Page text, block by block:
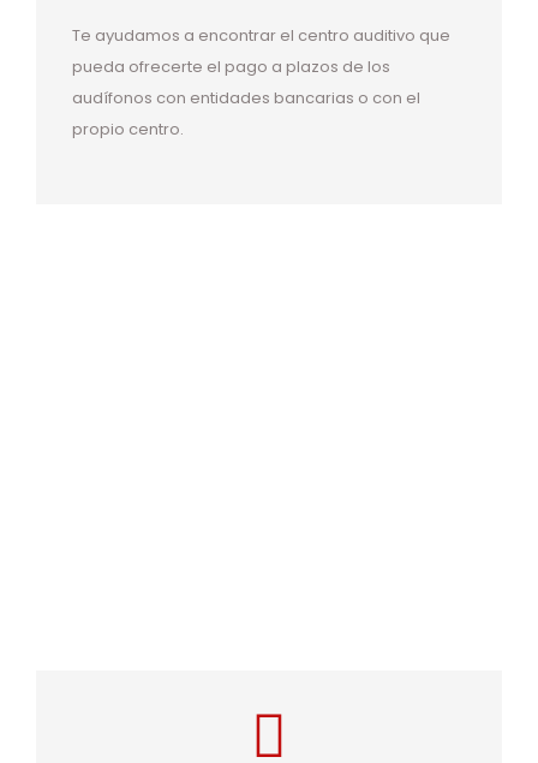
Te ayudamos a encontrar el centro auditivo que
pueda ofrecerte el pago a plazos de los
audífonos con entidades bancarias o con el
propio centro.